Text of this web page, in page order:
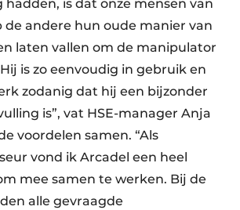
hadden, is dat onze mensen van
de andere hun oude manier van
laten vallen om de manipulator
is zo eenvoudig in gebruik en
zodanig dat hij een bijzonder
is”, vat HSE-manager Anja
voordelen samen. “Als
vond ik Arcadel een heel
mee samen te werken. Bij de
alle gevraagde